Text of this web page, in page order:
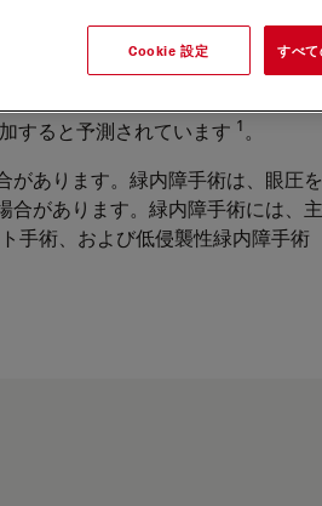
眼科疾患は眼圧を上昇させ、視神
と、世界中で 6400 万人が緑内障
力障害または失明に苦しんでいま
すると予測されています 1 。
があります。緑内障手術は、眼圧を
合があります。緑内障手術には、主
手術、および低侵襲性緑内障手術
Cookie 設定 すべ